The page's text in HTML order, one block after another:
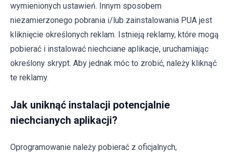
wymienionych ustawień. Innym sposobem
niezamierzonego pobrania i/lub zainstalowania PUA jest
kliknięcie określonych reklam. Istnieją reklamy, które mogą
pobierać i instalować niechciane aplikacje, uruchamiając
określony skrypt. Aby jednak móc to zrobić, należy kliknąć
te reklamy.
Jak uniknąć instalacji potencjalnie
niechcianych aplikacji?
Oprogramowanie należy pobierać z oficjalnych,